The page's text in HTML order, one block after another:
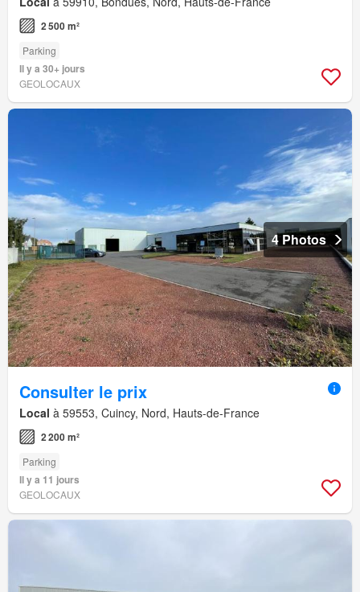
2 500 m²
Parking
Il y a 30+ jours
GEOLOCAUX
4 Photos
Consulter le prix
Local à 59553, Cuincy, Nord, Hauts-de-France
2 200 m²
Parking
Il y a 11 jours
GEOLOCAUX